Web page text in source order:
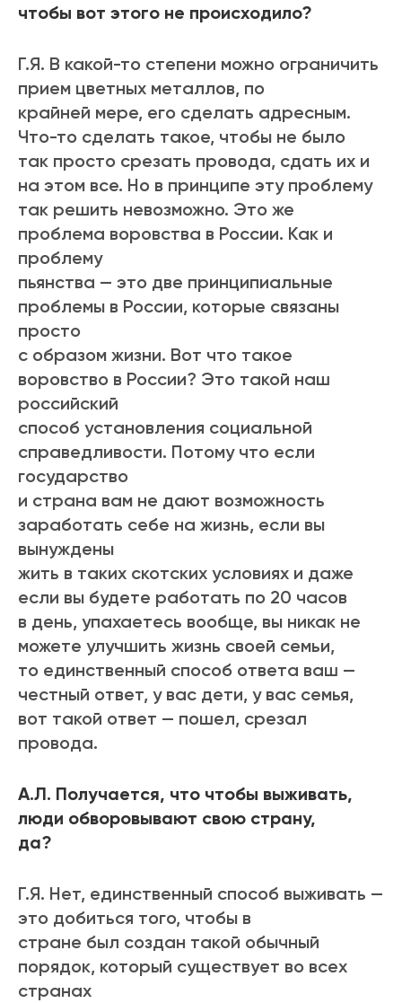
чтобы вот этого не происходило?
Г.Я. В какой-то степени можно ограничить
прием цветных металлов, по
крайней мере, его сделать адресным.
Что-то сделать такое, чтобы не было
так просто срезать провода, сдать их и
на этом все. Но в принципе эту проблему
так решить невозможно. Это же
проблема воровства в России. Как и
проблему
пьянства — это две принципиальные
проблемы в России, которые связаны
просто
с образом жизни. Вот что такое
воровство в России? Это такой наш
российский
способ установления социальной
справедливости. Потому что если
государство
и страна вам не дают возможность
заработать себе на жизнь, если вы
вынуждены
жить в таких скотских условиях и даже
если вы будете работать по 20 часов
в день, упахаетесь вообще, вы никак не
можете улучшить жизнь своей семьи,
то единственный способ ответа ваш —
честный ответ, у вас дети, у вас семья,
вот такой ответ — пошел, срезал
провода.
А.Л. Получается, что чтобы выживать,
люди обворовывают свою страну,
да?
Г.Я. Нет, единственный способ выживать —
это добиться того, чтобы в
стране был создан такой обычный
порядок, который существует во всех
странах